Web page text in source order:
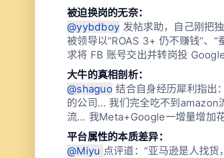
被迫换岗的无奈：
@yybdboy 发帖求助，自己刚把
被领导以“ROAS 3+ 仍不赚钱”、“
求将 FB 账号交出并转岗投
大牛的真相剖析：
@shaguo 结合自身经历犀利指出
的公司… 我们完全吃不到amazon
流… 我Meta+Google一增量增加
平台属性的本质差异：
@Miyu 点评道：“亚马逊是人找